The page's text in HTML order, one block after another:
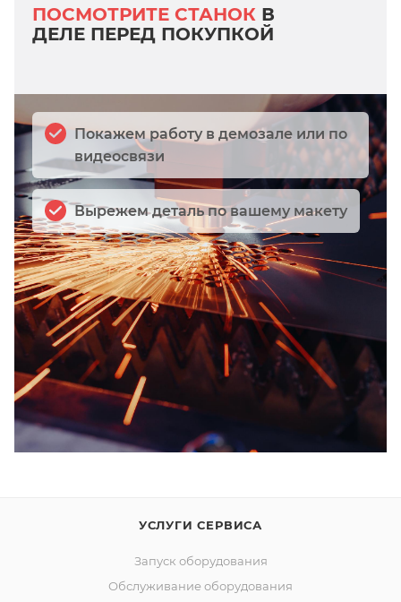
Покажем работу в демозале или по
видеосвязи
Вырежем деталь по вашему макету
ПОСМОТРИТЕ СТАНОК В
ДЕЛЕ ПЕРЕД ПОКУПКОЙ
УСЛУГИ СЕРВИСА
Запуск оборудования
Обслуживание оборудования